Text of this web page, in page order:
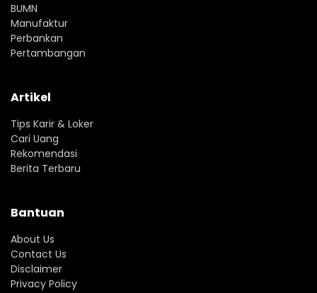
BUMN
Manufaktur
Perbankan
Pertambangan
Artikel
Tips Karir & Loker
Cari Uang
Rekomendasi
Berita Terbaru
Bantuan
About Us
Contact Us
Disclaimer
Privacy Policy